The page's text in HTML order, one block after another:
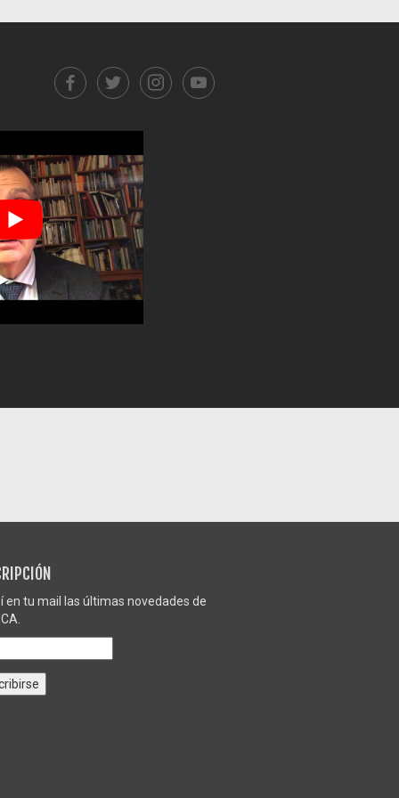
en tu mail las últimas novedades de